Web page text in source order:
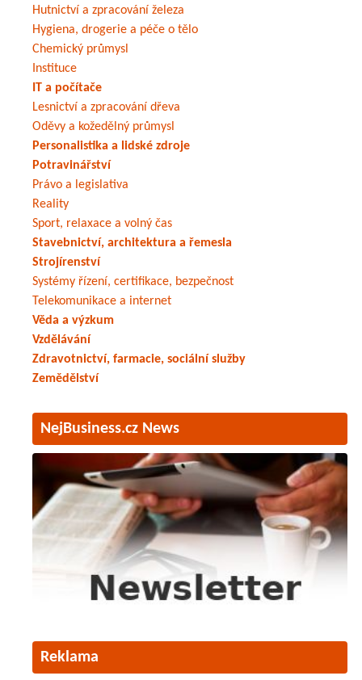
Hutnictví a zpracování železa
Hygiena, drogerie a péče o tělo
Chemický průmysl
Instituce
IT a počítače
Lesnictví a zpracování dřeva
Oděvy a kožedělný průmysl
Personalistika a lidské zdroje
Potravinářství
Právo a legislativa
Reality
Sport, relaxace a volný čas
Stavebnictví, architektura a řemesla
Strojírenství
Systémy řízení, certifikace, bezpečnost
Telekomunikace a internet
Věda a výzkum
Vzdělávání
Zdravotnictví, farmacie, sociální služby
Zemědělství
NejBusiness.cz News
Reklama